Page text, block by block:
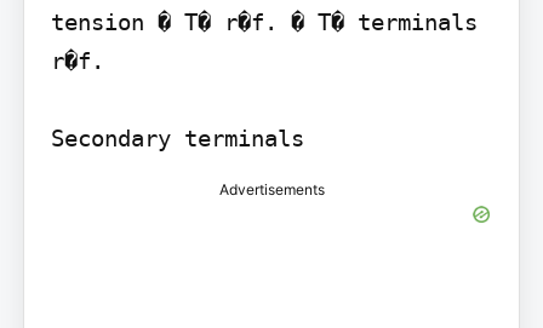
tension � T� r�f. � T� terminals
r�f.
Secondary terminals
Advertisements